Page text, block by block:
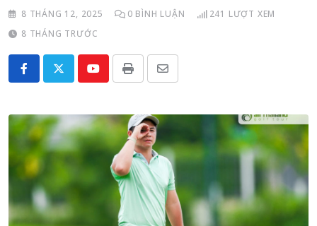
8 THÁNG 12, 2025 0 BÌNH LUẬN 241 LƯỢT XEM
8 THÁNG TRƯỚC
YoutubePrint
Share
Email